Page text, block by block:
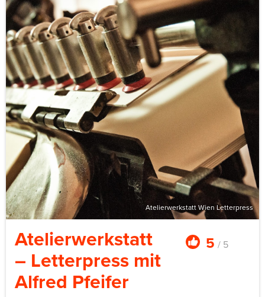
Partnergastronomie.
Falknerei steht auf der UNESCO-Liste des immateriellen
Kulturerbes. Das hier ist eine ernsthafte Falknerei, keine
Touristenshow mit Vögeln. Das Setting liefert seine
eigene Atmosphäre: Greifvögel im Tiefflug vor der
Silhouette einer Burg aus dem 12. Jahrhundert.
Bis zu sechs Personen pro Session. Gruppen von zwölf
bis 18 werden in Schichten aufgeteilt. Fünf Stunden
inklusive Jause, 189–209 € pro Person. Saisonal: April
bis Oktober.
Atelierwerkstatt Wien Letterpress
Atelierwerkstatt
– Letterpress mit
Alfred Pfeifer
5 / 5